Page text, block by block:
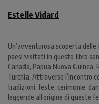
Estelle Vidard
Un’avventurosa scoperta
paesi visitati in questo libro
Canada, Papua Nuova
Turchia. Attraverso l’incontro
tradizioni, feste, cerimonie,
leggende all’origine di queste